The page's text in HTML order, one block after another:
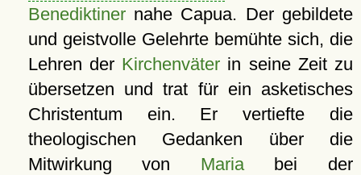
Benediktinernahe Capua. Der gebildete
und geistvolle Gelehrte bemühte sich, die
Lehren der Kirchenväter in seine Zeit zu
übersetzen und trat für ein asketisches
Christentum ein. Er vertiefte die
theologischen Gedanken über die
Mitwirkung von Mariabei der